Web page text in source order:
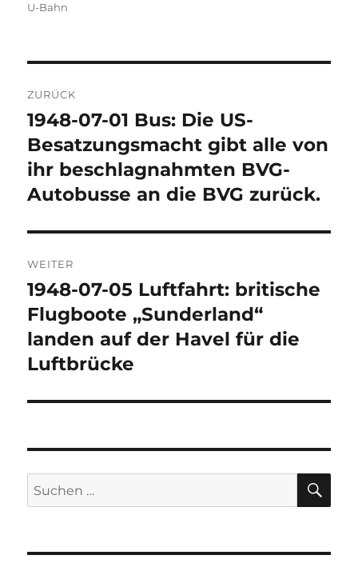
U-Bahn
ZURÜCK
Vorheriger
Beitrag:
1948-07-01 Bus: Die US-
Besatzungsmacht gibt alle von
ihr beschlagnahmten BVG-
Autobusse an die BVG zurück.
WEITER
Nächster
Beitrag:
1948-07-05 Luftfahrt: britische
Flugboote „Sunderland“
landen auf der Havel für die
Luftbrücke
Suchen
nach: